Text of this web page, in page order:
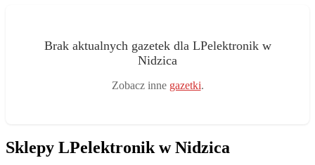
Brak aktualnych gazetek dla LPelektronik w
Nidzica
Zobacz inne gazetki.
Sklepy LPelektronik w Nidzica